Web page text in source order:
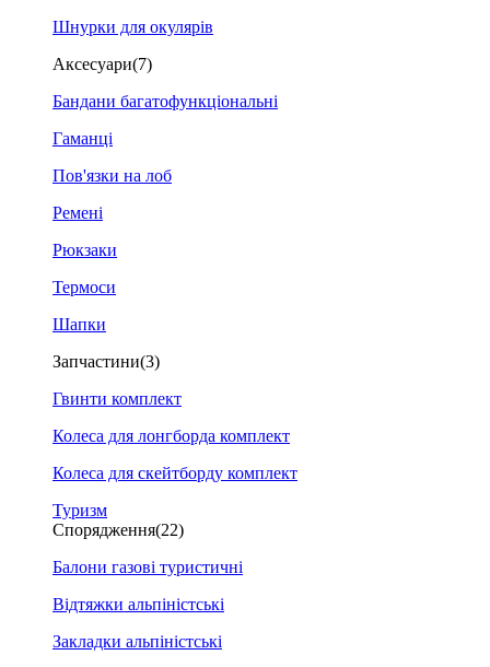
Шнурки для окулярів
Аксесуари(7)
Бандани багатофункціональні
Гаманці
Пов'язки на лоб
Ремені
Рюкзаки
Термоси
Шапки
Запчастини(3)
Гвинти комплект
Колеса для лонгборда комплект
Колеса для скейтборду комплект
Туризм
Спорядження(22)
Балони газові туристичні
Відтяжки альпіністські
Закладки альпіністські